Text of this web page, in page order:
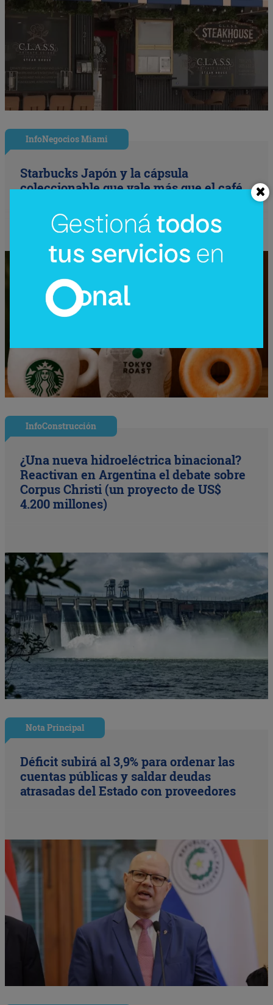
InfoNegocios Miami
Starbucks Japón y la cápsula
coleccionable que vale más que el café
(el producto se convierte en ecosistema)
InfoConstrucción
¿Una nueva hidroeléctrica binacional?
Reactivan en Argentina el debate sobre
Corpus Christi (un proyecto de US$
4.200 millones)
Nota Principal
Déficit subirá al 3,9% para ordenar las
cuentas públicas y saldar deudas
atrasadas del Estado con proveedores